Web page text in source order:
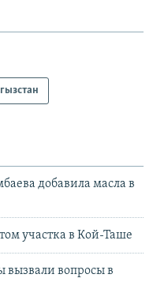
добавила масла в
участка в Кой-Таше
вызвали вопросы в